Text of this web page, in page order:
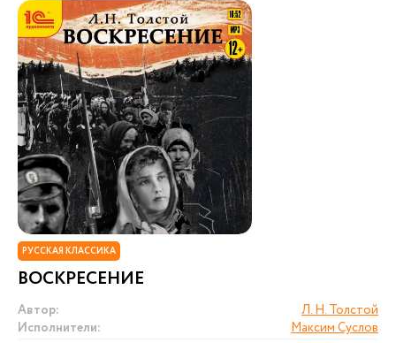
РУССКАЯ КЛАССИКА
ВОСКРЕСЕНИЕ
Автор:
Л. Н. Толстой
Исполнители:
Максим Суслов